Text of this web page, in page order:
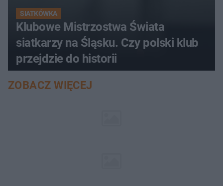
SIATKÓWKA
Klubowe Mistrzostwa Świata
siatkarzy na Śląsku. Czy polski klub
przejdzie do historii
ZOBACZ WIĘCEJ